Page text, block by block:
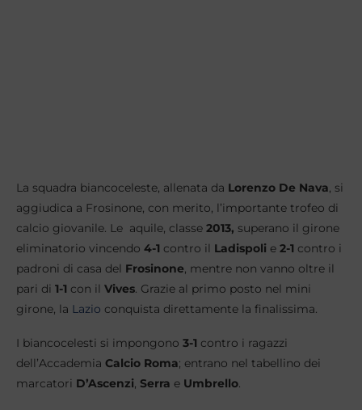
La squadra biancoceleste, allenata da Lorenzo De Nava, si
aggiudica a Frosinone, con merito, l’importante trofeo di
calcio giovanile. Le aquile, classe 2013, superano il girone
eliminatorio vincendo 4-1 contro il Ladispoli e 2-1 contro i
padroni di casa del Frosinone, mentre non vanno oltre il
pari di 1-1 con il Vives. Grazie al primo posto nel mini
girone, la Lazio conquista direttamente la finalissima.
I biancocelesti si impongono 3-1 contro i ragazzi
dell’Accademia Calcio Roma; entrano nel tabellino dei
marcatori D’Ascenzi, Serra e Umbrello.